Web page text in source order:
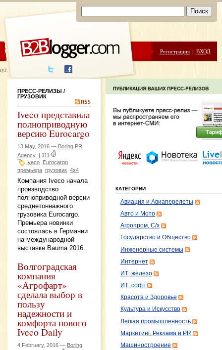
ЦЕНЫ ПОМОЩЬ Регистрация | ВХОД
написания
ПРЕСС-РЕЛИЗЫ /
ГРУЗОВИК
Iveco представила
полноприводную
версию Eurocargo
13 May, 2016 — Boring PR
Agency | 111
Iveco Eurocargo
премьера грузовик 4х4
Компания Iveco начала
производство
полноприводной версии
среднетоннажного
грузовика Eurocargo.
Премьера новинки
состоялась в Германии
на международной
выставке Bauma 2016.
Волгоградская
компания
«Агрофарт»
сделала выбор в
пользу
надежности и
комфорта нового
Iveco Daily
4 February, 2016 — Boring
КАТЕГОРИИ
Авиация и Авиаперелеты
Авто и Мото
Агропром, С/х
Государство и Общество
Инженерные системы
Интернет
ИТ: железо
ИТ: софт
Красота и Здоровье
Культура и Искусство
Легкая промышленность
Маркетинг, Реклама и PR
Машиностроение